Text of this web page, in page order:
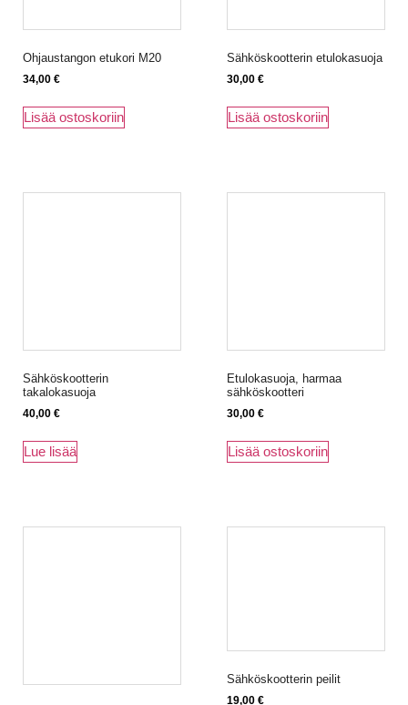
Ohjaustangon etukori M20
34,00 €
Lisää ostoskoriin
Sähköskootterin etulokasuoja
30,00 €
Lisää ostoskoriin
Sähköskootterin
takalokasuoja
40,00 €
Lue lisää
Etulokasuoja, harmaa
sähköskootteri
30,00 €
Lisää ostoskoriin
Sähköskootterin peilit
19,00 €